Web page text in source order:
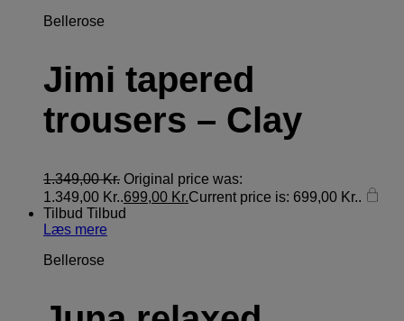
Bellerose
Jimi tapered
trousers – Clay
1.349,00Kr. Original price was:
1.349,00 Kr..699,00 Kr.Current price is: 699,00 Kr..
Tilbud Tilbud
Læs mere
Bellerose